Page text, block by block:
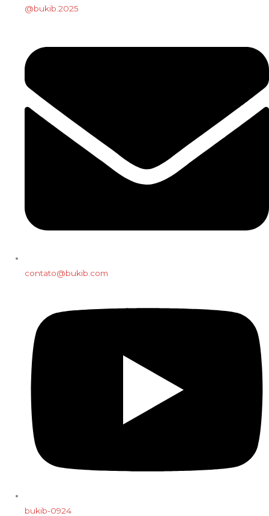
@bukib.2025
contato@bukib.com
bukib-0924